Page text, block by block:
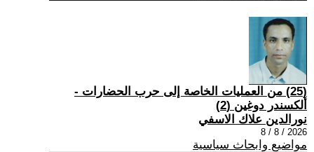
(25) من العمليات الخاصة إلى حرب الحضارات -
ألكسندر دوغين (2)
نورالدين علاك الاسفي
2026 / 8 / 8
مواضيع وابحاث سياسية